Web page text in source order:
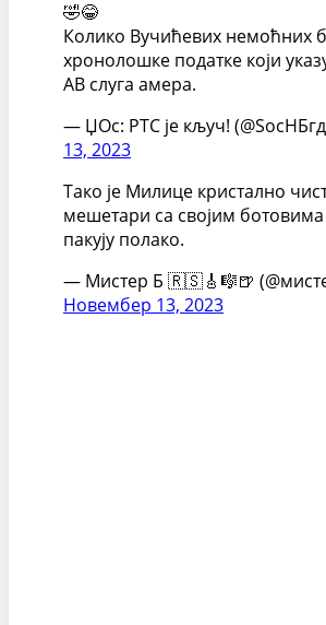
🤣😂
Колико Вучићевих немоћних
хронолошке податке који
АВ слуга амера.
— ЏОс: РТС је кључ!
13, 2023
Тако је Милице кристално
мешетари са својим ботовима
пакују полако.
— Мистер Б 🇷🇸🎸🎼🍺
Новембер 13, 2023